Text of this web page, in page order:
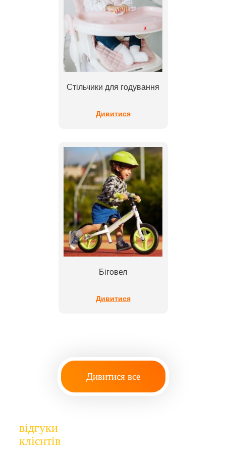
Стільчики для годування
Дивитися
Біговел
Дивитися
Дивитися все
відгуки
клієнтів